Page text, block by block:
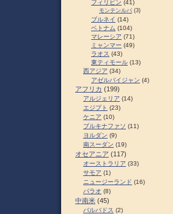
フィリピン (41)
モンテンルパ (3)
ブルネイ (14)
ベトナム (104)
マレーシア (71)
ミャンマー (49)
ラオス (43)
東ティモール (13)
西アジア (34)
アゼルバイジャン (4)
アフリカ (199)
アルジェリア (14)
エジプト (23)
ケニア (10)
ブルキナファソ (11)
ヨルダン (9)
南スーダン (19)
オセアニア (117)
オーストラリア (33)
サモア (1)
ニュージーランド (16)
パラオ (8)
中南米 (45)
バルバドス (2)